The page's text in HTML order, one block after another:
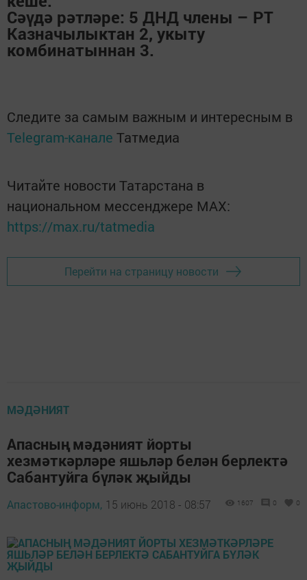
Сәүдә рәтләре: 5 ДНД члены – РТ
Казначылыктан 2, укыту
комбинатыннан 3.
Следите за самым важным и интересным в
Telegram-канале Татмедиа
Читайте новости Татарстана в
национальном мессенджере MАХ:
https://max.ru/tatmedia
Перейти на страницу новости
МӘДӘНИЯТ
Апасның мәдәният йорты
хезмәткәрләре яшьләр белән берлектә
Сабантуйга бүләк җыйды
Апастово-информ, 15 июнь 2018 - 08:57 1607 0 0